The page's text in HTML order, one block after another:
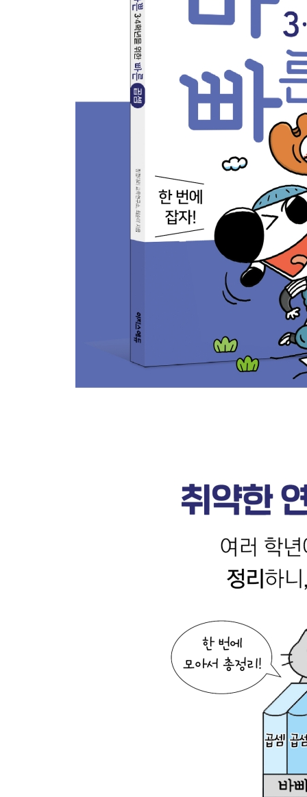
다섯째 마당. (세 자리 수)×(두 자리 수)
20. 곱하는 두 수의 0의 개수만큼 0을 뒤에 붙여!
21. 올림이 없는 (세 자리 수)×(두 자리 수)는 가뿐
22. 올림이 있는 (세 자리 수)×(두 자리 수)도 정확
23. 실수 없게! (세 자리 수)×(두 자리 수) 집중 연습
24. (세 자리 수)×(두 자리 수) 종합 문제